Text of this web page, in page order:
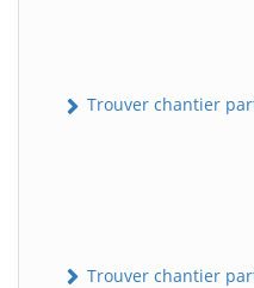
Trouver chantier
Trouver chantier